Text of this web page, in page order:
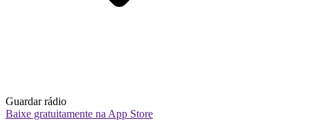
Guardar rádio
Baixe gratuitamente na App Store